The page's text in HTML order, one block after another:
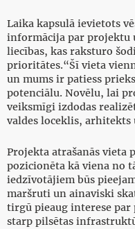
Laika kapsulā ievietots
informācija par projektu
liecības, kas raksturo
prioritātes.“Šī vieta
un mums ir patiess
potenciālu. Novēlu, lai
veiksmīgi izdodas
valdes loceklis, arhitekts
Projekta atrašanās vieta
pozicionēta kā viena no
iedzīvotājiem būs
maršruti un ainaviski
tirgū pieaug interese par
starp pilsētas